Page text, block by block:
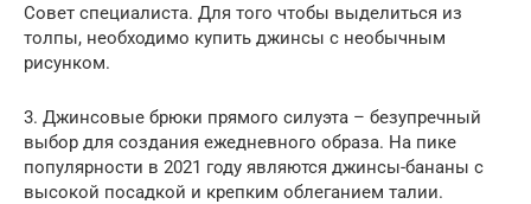
Совет специалиста. Для того чтобы выделиться из
толпы, необходимо купить джинсы с необычным
рисунком.
3. Джинсовые брюки прямого силуэта – безупречный
выбор для создания ежедневного образа. На пике
популярности в 2021 году являются джинсы-бананы с
высокой посадкой и крепким облеганием талии.